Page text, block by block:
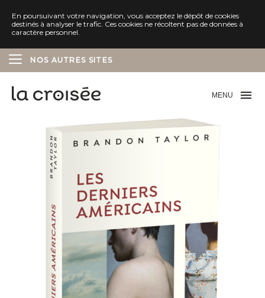
En poursuivant votre navigation, vous acceptez le dépôt de cookies
destinés à analyser le trafic. Ces cookies ne récoltent pas de données à
caractère personnel.
NOS AUTRES SITES
ÉDITIONS DELCOURT
ÉDITIONS MARCHIALY
ÉDITIONS LES AVRILS
MENU